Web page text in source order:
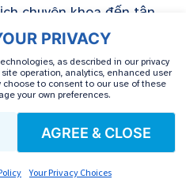
PRIVACY
as described in our privacy
operation, analytics, enhanced user
choose to consent to our use of these
your own preferences.
AGREE & CLOSE
Your Privacy Choices
chuyên khoa đến tận
và giúp bạn khắc phục
tôibây giờ để
đặc biệt tại nhà với sự
hỗ trợ 24/7/365 và
gặp